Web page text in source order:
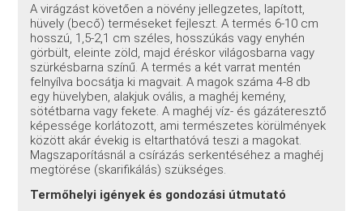
A virágzást követően a növény jellegzetes, lapított,
hüvely (becő) terméseket fejleszt. A termés 6-10 cm
hosszú, 1,5-2,1 cm széles, hosszúkás vagy enyhén
görbült, eleinte zöld, majd éréskor világosbarna vagy
szürkésbarna színű. A termés a két varrat mentén
felnyílva bocsátja ki magvait. A magok száma 4-8 db
egy hüvelyben, alakjuk ovális, a maghéj kemény,
sötétbarna vagy fekete. A maghéj víz- és gázáteresztő
képessége korlátozott, ami természetes körülmények
között akár évekig is eltarthatóvá teszi a magokat.
Magszaporításnál a csírázás serkentéséhez a maghéj
megtörése (skarifikálás) szükséges.
Termőhelyi igények és gondozási útmutató